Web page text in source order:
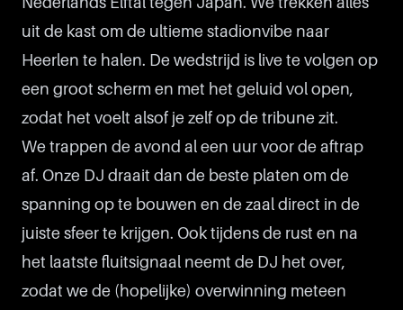
uit de kast om de ultieme stadionvibe naar
Heerlen te halen. De wedstrijd is live te volgen op
een groot scherm en met het geluid vol open,
zodat het voelt alsof je zelf op de tribune zit.
We trappen de avond al een uur voor de aftrap
af. Onze DJ draait dan de beste platen om de
spanning op te bouwen en de zaal direct in de
juiste sfeer te krijgen. Ook tijdens de rust en na
het laatste fluitsignaal neemt de DJ het over,
zodat we de (hopelijke) overwinning meteen